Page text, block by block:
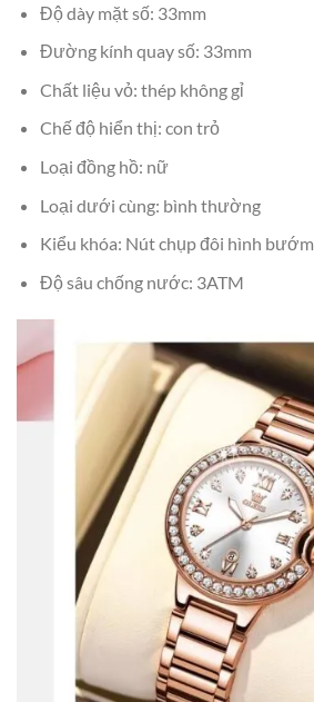
Độ dày mặt số: 33mm
Đường kính quay số: 33mm
Chất liệu vỏ: thép không gỉ
Chế độ hiển thị: con trỏ
Loại đồng hồ: nữ
Loại dưới cùng: bình thường
Kiểu khóa: Nút chụp đôi hình bướm
Độ sâu chống nước: 3ATM